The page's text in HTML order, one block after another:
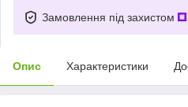
Замовлення під захистом
Опис Характеристики